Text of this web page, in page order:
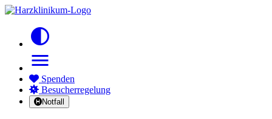
contrast
menu
Spenden
Besucherregelung
Notfall